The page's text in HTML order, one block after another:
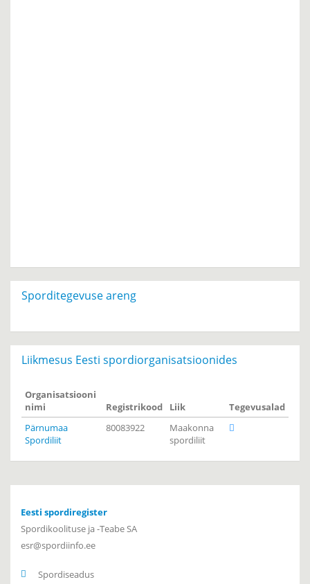
Sporditegevuse areng
Liikmesus Eesti spordiorganisatsioonides
Organisatsiooni
nimi
Registrikood Liik
Tegevusalad
Pärnumaa
Spordiliit
80083922
Maakonna
spordiliit
Eesti spordiregister
Spordikoolituse ja -Teabe SA
esr@spordiinfo.ee
Spordiseadus